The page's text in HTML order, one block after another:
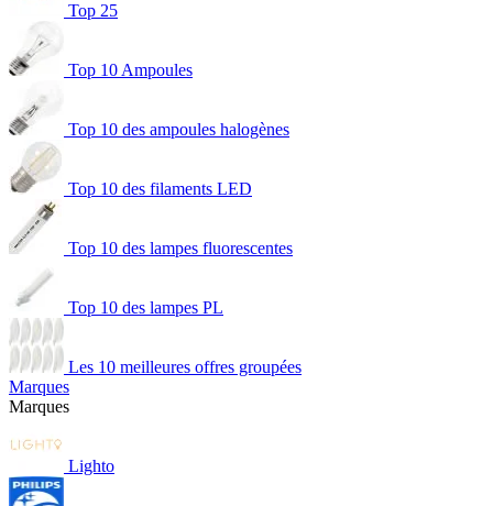
Top 25
Top 10 Ampoules
Top 10 des ampoules halogènes
Top 10 des filaments LED
Top 10 des lampes fluorescentes
Top 10 des lampes PL
Les 10 meilleures offres groupées
Marques
Marques
Lighto